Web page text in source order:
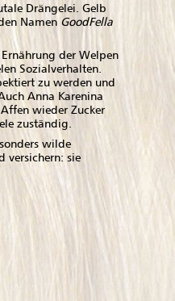
Drängelei. Gelb
Namen GoodFella
der Welpen
Sozialverhalten.
zu werden und
Anna Karenina
wieder Zucker
zuständig.
wilde
versichern: sie